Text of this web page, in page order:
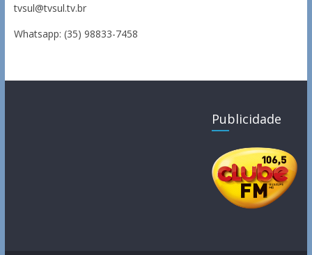
tvsul@tvsul.tv.br
Whatsapp: (35) 98833-7458
Publicidade